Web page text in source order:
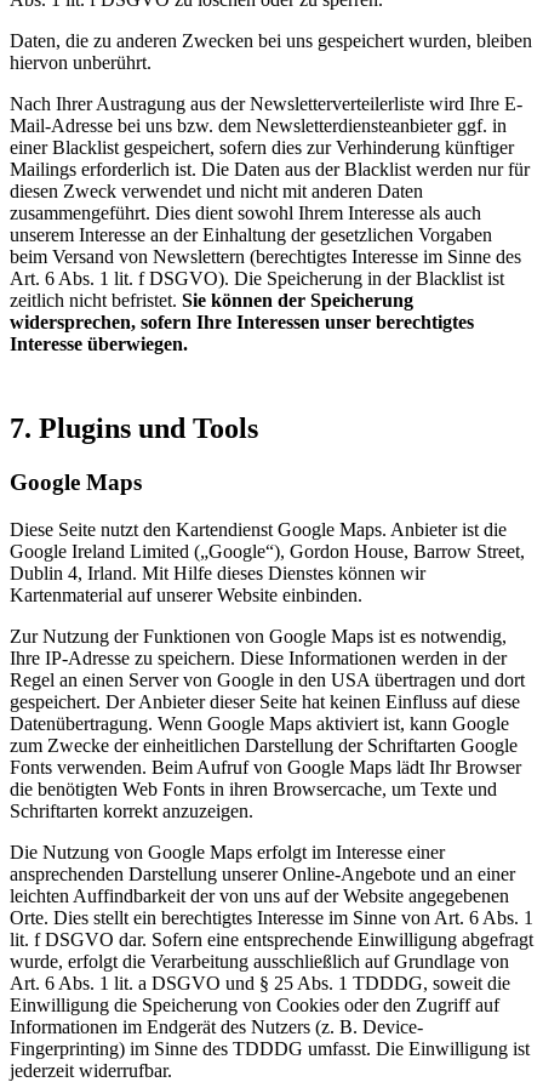
Daten, die zu anderen Zwecken bei uns gespeichert wurden, bleiben
hiervon unberührt.
Nach Ihrer Austragung aus der Newsletterverteilerliste wird Ihre E-
Mail-Adresse bei uns bzw. dem Newsletterdiensteanbieter ggf. in
einer Blacklist gespeichert, sofern dies zur Verhinderung künftiger
Mailings erforderlich ist. Die Daten aus der Blacklist werden nur für
diesen Zweck verwendet und nicht mit anderen Daten
zusammengeführt. Dies dient sowohl Ihrem Interesse als auch
unserem Interesse an der Einhaltung der gesetzlichen Vorgaben
beim Versand von Newslettern (berechtigtes Interesse im Sinne des
Art. 6 Abs. 1 lit. f DSGVO). Die Speicherung in der Blacklist ist
zeitlich nicht befristet. Sie können der Speicherung
widersprechen, sofern Ihre Interessen unser berechtigtes
Interesse überwiegen.
7. Plugins und Tools
Google Maps
Diese Seite nutzt den Kartendienst Google Maps. Anbieter ist die
Google Ireland Limited („Google“), Gordon House, Barrow Street,
Dublin 4, Irland. Mit Hilfe dieses Dienstes können wir
Kartenmaterial auf unserer Website einbinden.
Zur Nutzung der Funktionen von Google Maps ist es notwendig,
Ihre IP-Adresse zu speichern. Diese Informationen werden in der
Regel an einen Server von Google in den USA übertragen und dort
gespeichert. Der Anbieter dieser Seite hat keinen Einfluss auf diese
Datenübertragung. Wenn Google Maps aktiviert ist, kann Google
zum Zwecke der einheitlichen Darstellung der Schriftarten Google
Fonts verwenden. Beim Aufruf von Google Maps lädt Ihr Browser
die benötigten Web Fonts in ihren Browsercache, um Texte und
Schriftarten korrekt anzuzeigen.
Die Nutzung von Google Maps erfolgt im Interesse einer
ansprechenden Darstellung unserer Online-Angebote und an einer
leichten Auffindbarkeit der von uns auf der Website angegebenen
Orte. Dies stellt ein berechtigtes Interesse im Sinne von Art. 6 Abs. 1
lit. f DSGVO dar. Sofern eine entsprechende Einwilligung abgefragt
wurde, erfolgt die Verarbeitung ausschließlich auf Grundlage von
Art. 6 Abs. 1 lit. a DSGVO und § 25 Abs. 1 TDDDG, soweit die
Einwilligung die Speicherung von Cookies oder den Zugriff auf
Informationen im Endgerät des Nutzers (z. B. Device-
Fingerprinting) im Sinne des TDDDG umfasst. Die Einwilligung ist
jederzeit widerrufbar.